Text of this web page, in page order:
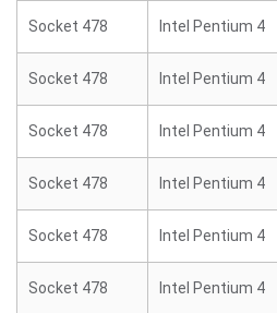
Socket 478 Intel Pentium 4
Socket 478 Intel Pentium 4
Socket 478 Intel Pentium 4
Socket 478 Intel Pentium 4
Socket 478 Intel Pentium 4
Socket 478 Intel Pentium 4